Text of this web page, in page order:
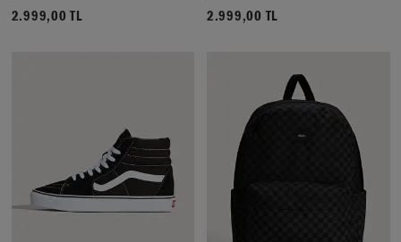
2.999,00 TL 2.999,00 TL